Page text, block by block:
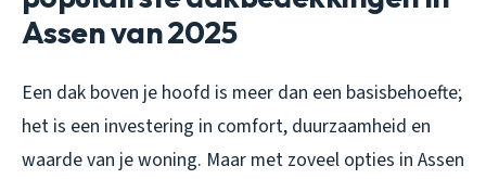
Assen van 2025
Een dak boven je hoofd is meer dan een basisbehoefte;
het is een investering in comfort, duurzaamheid en
waarde van je woning. Maar met zoveel opties in Assen